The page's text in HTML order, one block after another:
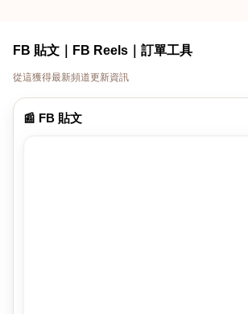
FB 貼文｜FB Reels｜訂單工具
從這獲得最新頻道更新資訊
📰 FB 貼文